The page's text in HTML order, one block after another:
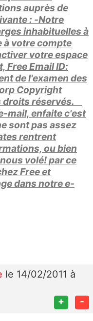
auprès de
: -Notre
inhabituelles à
à votre compte
votre espace
Free Email ID:
de l'examen des
Copyright
droits réservés.
mail, enfaite c'est
sont pas assez
rentrent
ou bien
volé! par ce
Free et
dans notre e-
le 14/02/2011 à
+ -